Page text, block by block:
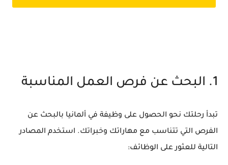
1. البحث عن فرص العمل المناسبة
تبدأ رحلتك نحو الحصول على وظيفة في ألمانيا بالبحث عن
الفرص التي تتناسب مع مهاراتك وخبراتك. استخدم المصادر
التالية للعثور على الوظائف: